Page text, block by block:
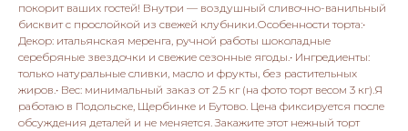
покорит ваших гостей! Внутри — воздушный сливочно-ванильный
бисквит с прослойкой из свежей клубники.Особенности торта:•
Декор: итальянская меренга, ручной работы шоколадные
серебряные звездочки и свежие сезонные ягоды.• Ингредиенты:
только натуральные сливки, масло и фрукты, без растительных
жиров.• Вес: минимальный заказ от 2.5 кг (на фото торт весом 3 кг).Я
работаю в Подольске, Щербинке и Бутово. Цена фиксируется после
обсуждения деталей и не меняется. Закажите этот нежный торт